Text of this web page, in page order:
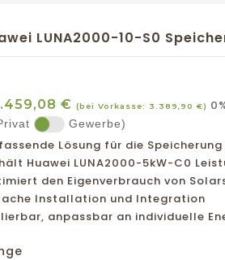
LUNA2000-10-S0
€ (bei Vorkasse: 3.389,90 €)
Gewerbe)
Lösung für die
Huawei LUNA2000-5kW-C0
den Eigenverbrauch von
Installation und Integration
anpassbar an individuelle